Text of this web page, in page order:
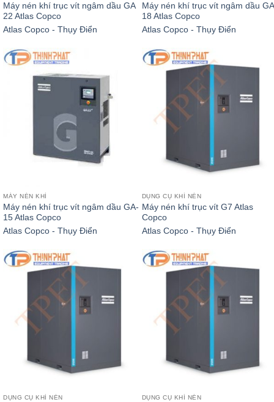
Máy nén khí trục vít ngâm dầu GA
22 Atlas Copco
Atlas Copco - Thụy Điển
Máy nén khí trục vít ngâm dầu
18 Atlas Copco
Atlas Copco - Thụy Điển
MÁY NÉN KHÍ
Máy nén khí trục vít ngâm dầu GA-
15 Atlas Copco
Atlas Copco - Thụy Điển
DỤNG CỤ KHÍ NÉN
Máy nén khí trục vít G7 Atlas
Copco
Atlas Copco - Thụy Điển
DỤNG CỤ KHÍ NÉN DỤNG CỤ KHÍ NÉN